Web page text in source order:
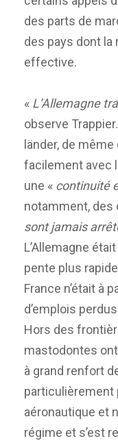
des parts de
des pays dont
effective.
« L’Allemagne
observe
länder, de
facilement avec
une « continuité
notamment, des
sont jamais
L’Allemagne
pente plus
France n’était à
d’emplois
Hors des
mastodontes
à grand renfort
particulièrement
aéronautique et
régime et s’est